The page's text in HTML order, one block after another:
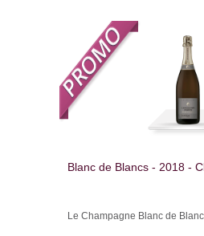
Blanc de Blancs - 2018 -
Le Champagne Blanc de